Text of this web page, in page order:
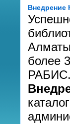
более
РАБИС.